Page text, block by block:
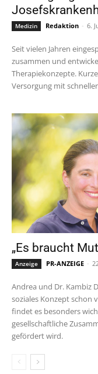
Medizin Redaktion - 6.
Seit vielen Jahren
zusammen und
Therapiekonzepte.
Versorgung mit
„Es braucht
Anzeige PR-ANZEIGE -
Andrea und Dr. Kambiz
soziales Konzept schon
findet es besonders
gesellschaftliche
gefördert wird.